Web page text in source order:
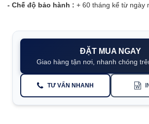
- Chế độ bảo hành : + 60 tháng kể từ ngày
ĐẶT MUA NGAY
Giao hàng tận nơi, nhanh chóng
TƯ VẤN NHANH